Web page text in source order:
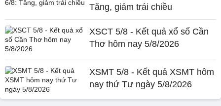
Tăng, giảm trái chiều
XSCT 5/8 - Kết quả xổ số Cần
Thơ hôm nay 5/8/2026
XSMT 5/8 - Kết quả XSMT hôm
nay thứ Tư ngày 5/8/2026